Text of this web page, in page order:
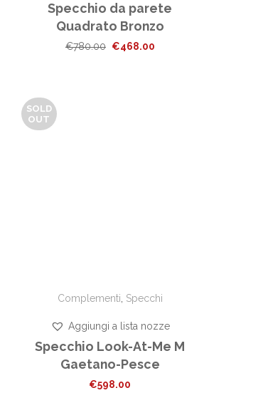
Specchio da parete
Quadrato Bronzo
€780.00 Il€468.00
SOLD
OUT
Complementi, Specchi
Aggiungi a lista nozze
Specchio Look-At-Me M
Gaetano-Pesce
€598.00